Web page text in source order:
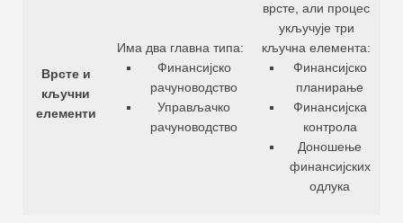
Врсте и
кључни
елементи
Има два главна типа:
Финансијско
рачуноводство
Управљачко
рачуноводство
врсте, али процес
укључује три
кључна елемента:
Финансијско
планирање
Финансијска
контрола
Доношење
финансијских
одлука